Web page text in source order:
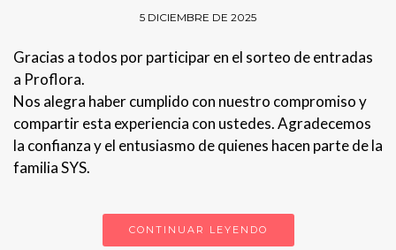
5 DICIEMBRE DE 2025
Gracias a todos por participar en el sorteo de entradas
a Proflora.
Nos alegra haber cumplido con nuestro compromiso y
compartir esta experiencia con ustedes. Agradecemos
la confianza y el entusiasmo de quienes hacen parte de la
familia SYS.
CONTINUAR LEYENDO